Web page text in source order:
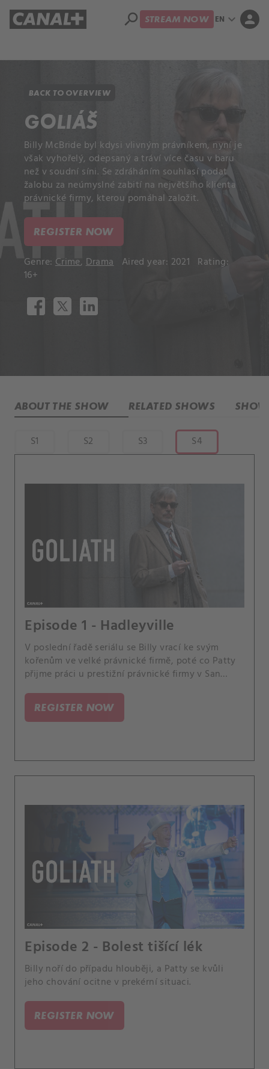
search STREAM NOW EN expand_more person
BACK TO OVERVIEW
GOLIÁŠ
Billy McBride byl kdysi vlivným právníkem, nyní je
však vyhořelý, odepsaný a tráví více času v baru
než v soudní síni. Se zdráháním souhlasí podat
žalobu za neúmyslné zabití na největšího klienta
právnické firmy, kterou pomáhal založit.
REGISTER NOW
Genre: Crime, Drama Aired year: 2021 Rating:
16+
ABOUT THE SHOW RELATED SHOWS
S1 S2 S3 S4
Episode 1 - Hadleyville
V poslední řadě seriálu se Billy vrací ke svým
kořenům ve velké právnické firmě, poté co Patty
přijme práci u prestižní právnické firmy v San
nejzákeřnějších monster Ameriky: opioidový
průmysl.
REGISTER NOW
Episode 2 - Bolest tišící lék
Billy noří do případu hlouběji, a Patty se kvůli
jeho chování ocitne v prekérní situaci.
REGISTER NOW